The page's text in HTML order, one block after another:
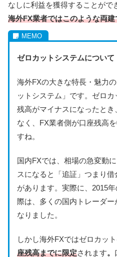
なしに利益を獲得することがで
海外FX業者ではこのような両建
ゼロカットシステムについて
海外FXの大きな特長・魅力
ットシステム」です。ゼロ
残高がマイナスになったと
なく、FX業者側が口座残高
すね。
国内FXでは、相場の急変動
スになると「追証」つまり
があります。実際に、2015
際は、多くの国内トレーダ
なりました。
しかし海外FXではゼロカット
座残高までに限定されます。